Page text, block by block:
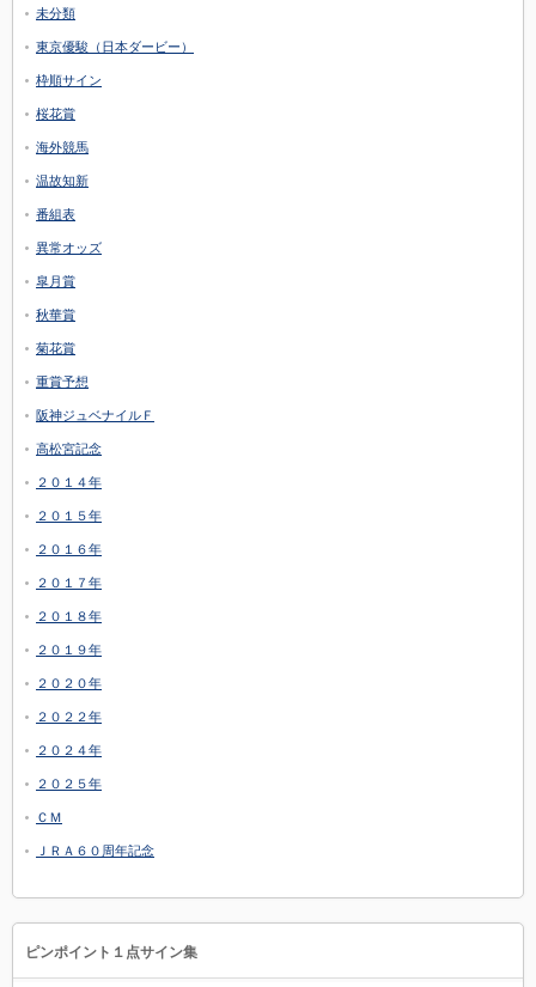
未分類
東京優駿（日本ダービー）
枠順サイン
桜花賞
海外競馬
温故知新
番組表
異常オッズ
皐月賞
秋華賞
菊花賞
重賞予想
阪神ジュベナイルＦ
高松宮記念
２０１４年
２０１５年
２０１６年
２０１７年
２０１８年
２０１９年
２０２０年
２０２２年
２０２４年
２０２５年
ＣＭ
ＪＲＡ６０周年記念
ピンポイント１点サイン集